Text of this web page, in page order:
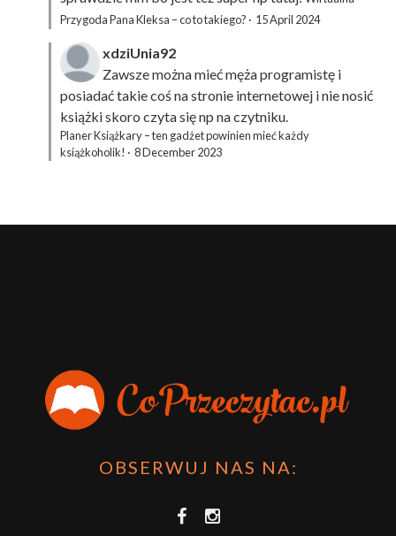
Przygoda Pana Kleksa – co to takiego? · 15 April 2024
xdziUnia92
Zawsze można mieć męża programistę i
posiadać takie coś na stronie internetowej i nie nosić
książki skoro czyta się np na czytniku.
Planer Książkary – ten gadżet powinien mieć każdy
książkoholik! · 8 December 2023
OBSERWUJ NAS NA: